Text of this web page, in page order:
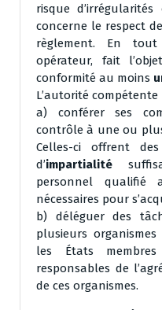
risque
concerne le respect
règlement. En
opérateur, fait
conformité au moins
L’autorité compétente
a) conférer ses
contrôle à une ou
Celles-ci offrent
d’impartialité
personnel qualifié
nécessaires pour
b) déléguer des
plusieurs
les États
responsables de
de ces organismes.